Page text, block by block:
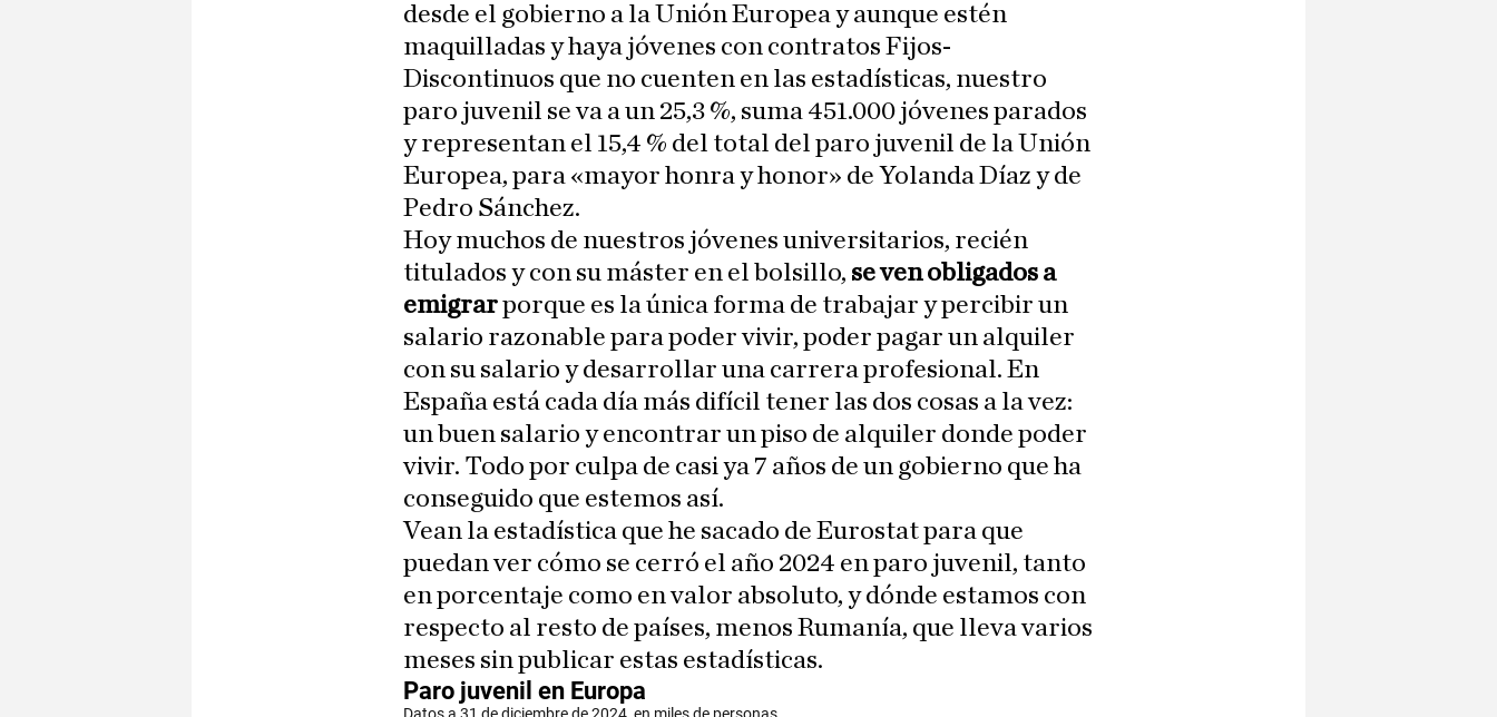
desde el gobierno a la Unión Europea y aunque estén
maquilladas y haya jóvenes con contratos Fijos-
Discontinuos que no cuenten en las estadísticas, nuestro
paro juvenil se va a un 25,3 %, suma 451.000 jóvenes parados
y representan el 15,4 % del total del paro juvenil de la Unión
Europea, para «mayor honra y honor» de Yolanda Díaz y de
Pedro Sánchez.
Hoy muchos de nuestros jóvenes universitarios, recién
titulados y con su máster en el bolsillo, se ven obligados a
emigrarporque es la única forma de trabajar y percibir un
salario razonable para poder vivir, poder pagar un alquiler
con su salario y desarrollar una carrera profesional. En
España está cada día más difícil tener las dos cosas a la vez:
un buen salario y encontrar un piso de alquiler donde poder
vivir. Todo por culpa de casi ya 7 años de un gobierno que ha
conseguido que estemos así.
Vean la estadística que he sacado de Eurostat para que
puedan ver cómo se cerró el año 2024 en paro juvenil, tanto
en porcentaje como en valor absoluto, y dónde estamos con
respecto al resto de países, menos Rumanía, que lleva varios
meses sin publicar estas estadísticas.